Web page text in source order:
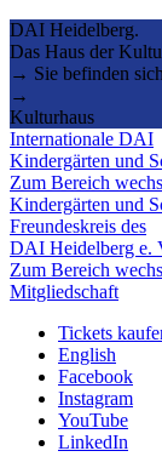
DAI Heidelberg.
Das Haus der
→ Sie befinden
→
Kulturhaus
Internationale DAI
Kindergärten und
Zum Bereich
Kindergärten und
Freundeskreis des
DAI Heidelberg e.
Zum Bereich
Mitgliedschaft
Tickets
English
Facebook
Instagram
YouTube
LinkedIn